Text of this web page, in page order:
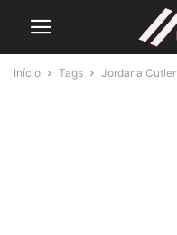
Início Tags Jordana Cutler